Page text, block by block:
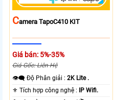
CAmera TapoC410 KIT
Giá bán: 5%-35%
Giá Gốc: Liên Hệ
👁️‍🗨 Độ Phân giải :2K Lite .
⚜️ Tích hợp công nghệ : IP Wifi.